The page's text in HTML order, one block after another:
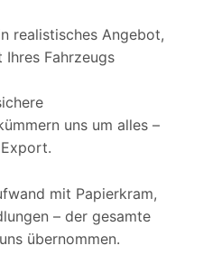
realistisches Angebot,
Fahrzeugs
uns um alles –
mit Papierkram,
– der gesamte
übernommen.